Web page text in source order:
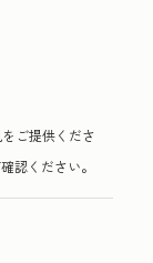
ご提供くださ
認ください。